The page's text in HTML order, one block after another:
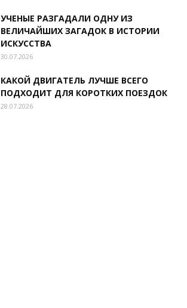
УЧЕНЫЕ РАЗГАДАЛИ ОДНУ ИЗ
ВЕЛИЧАЙШИХ ЗАГАДОК В ИСТОРИИ
ИСКУССТВА
30.07.2026
КАКОЙ ДВИГАТЕЛЬ ЛУЧШЕ ВСЕГО
ПОДХОДИТ ДЛЯ КОРОТКИХ ПОЕЗДОК
28.07.2026